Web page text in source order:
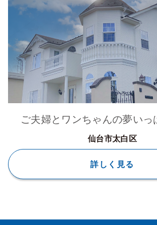
ご夫婦とワンちゃんの夢いっ
仙台市太白区
詳しく見る